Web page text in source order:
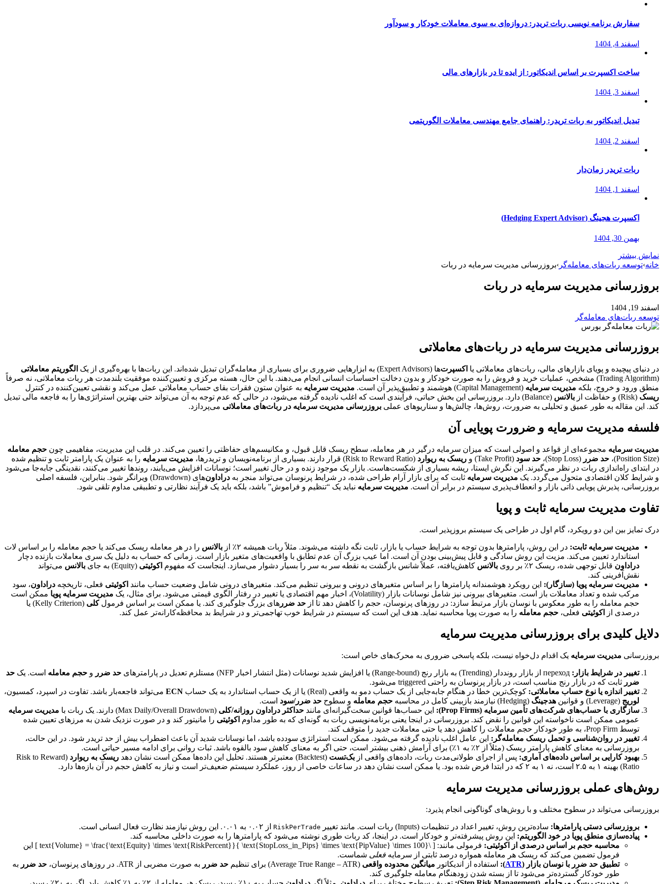
سفارش برنامه نویسی ربات تریدر: دروازه‌ای به سوی معاملات خودکار و سودآور
اسفند 4, 1404
ساخت اکسپرت بر اساس اندیکاتور: از ایده تا در بازارهای مالی
اسفند 3, 1404
تبدیل اندیکاتور به ربات تریدر: راهنمای جامع مهندسی معاملات الگوریتمی
اسفند 2, 1404
ربات تریدر زمان‌دار
اسفند 1, 1404
اکسپرت هجینگ (Hedging Expert Advisor)
بهمن 30, 1404
نمایش بیشتر
خانه›توسعه ربات‌های معامله‌گر ›بروزرسانی مدیریت سرمایه در ربات
بروزرسانی مدیریت سرمایه در ربات
اسفند 19, 1404
توسعه ربات‌های معامله‌گر
بروزرسانی مدیریت سرمایه در ربات‌های معاملاتی
در دنیای پیچیده و پویای بازارهای مالی، ربات‌های معاملاتی یا اکسپرت‌ها (Expert Advisors) به ابزارهایی ضروری برای بسیاری از معامله‌گران تبدیل شده‌اند. این ربات‌ها با بهره‌گیری از یک
الگوریتم معاملاتی
(Trading Algorithm) مشخص، عملیات خرید و فروش را به صورت خودکار و بدون دخالت احساسات انسانی انجام می‌دهند. با این حال، هسته مرکزی و تعیین‌کننده موفقیت بلندمدت هر ربات معاملاتی، نه صرفاً
منطق ورود و خروج، بلکه مدیریت سرمایه (Capital Management) هوشمند و تطبیق‌پذیر آن است. مدیریت سرمایه به عنوان ستون فقرات بقای حساب معاملاتی عمل می‌کند و نقشی تعیین‌کننده در کنترل
ریسک (Risk) و حفاظت از بالانس
(Balance) دارد. بروزرسانی این بخش حیاتی، فرآیندی است که اغلب نادیده گرفته می‌شود، در حالی که عدم توجه به آن می‌تواند حتی بهترین استراتژی‌ها را به فاجعه مالی تبدیل
کند. این مقاله به طور عمیق و تحلیلی به ضرورت، روش‌ها، چالش‌ها و سناریوهای عملی بروزرسانی مدیریت سرمایه در ربات‌های معاملاتی می‌پردازد.
فلسفه مدیریت سرمایه و ضرورت پویایی آن
مدیریت سرمایه مجموعه‌ای از قواعد و اصولی است که میزان سرمایه درگیر در هر معامله، سطح ریسک قابل قبول، و مکانیسم‌های حفاظتی را تعیین می‌کند. در قلب این مدیریت، مفاهیمی چون حجم معامله
(Position Size)،
حد ضرر (Stop Loss)، حد سود (Take Profit) و ریسک به ریوارد (Risk to Reward Ratio) قرار دارند. بسیاری از برنامه‌نویسان و تریدرها، مدیریت سرمایه را به عنوان یک پارامتر ثابت و تنظیم شده
در ابتدای راه‌اندازی ربات در نظر می‌گیرند. این نگرش ایستا، ریشه بسیاری از شکست‌هاست. بازار یک موجود زنده و در حال تغییر است؛ نوسانات افزایش می‌یابند، روندها تغییر می‌کنند، نقدینگی جابه‌جا می‌شود
و شرایط کلان اقتصادی متحول می‌گردد. یک مدیریت سرمایه ثابت که برای بازار آرام طراحی شده، در شرایط پرنوسان می‌تواند منجر به دراداون
‌های (Drawdown) ویرانگر شود. بنابراین، فلسفه اصلی
بروزرسانی، پذیرش پویایی ذاتی بازار و انعطاف‌پذیری سیستم در برابر آن است. مدیریت سرمایه نباید یک “تنظیم و فراموش” باشد، بلکه باید یک فرآیند نظارتی و تطبیقی مداوم تلقی شود.
تفاوت مدیریت سرمایه ثابت و پویا
درک تمایز بین این دو رویکرد، گام اول در طراحی یک سیستم بروزپذیر است.
مدیریت سرمایه ثابت: در این روش، پارامترها بدون توجه به شرایط حساب یا بازار، ثابت نگه داشته می‌شوند. مثلاً ربات همیشه ۲٪ از بالانس را در هر معامله ریسک می‌کند یا حجم معامله را بر اساس لات
استاندارد تعیین می‌کند. مزیت این روش سادگی و قابل پیش‌بینی بودن آن است. اما عیب بزرگ آن عدم تطابق با واقعیت‌های متغیر بازار است. زمانی که حساب به دلیل یک سری معاملات بازنده دچار
دراداون قابل توجهی شده، ریسک ۲٪ بر روی بالانس کاهش‌یافته، عملاً شانس بازگشت به نقطه سر به سر را بسیار دشوار می‌سازد. اینجاست که مفهوم اکوئیتی (Equity) به جای بالانس می‌تواند
نقش‌آفرینی کند.
مدیریت سرمایه پویا (سازگار): این رویکرد هوشمندانه پارامترها را بر اساس متغیرهای درونی و بیرونی تنظیم می‌کند. متغیرهای درونی شامل وضعیت حساب مانند اکوئیتی فعلی، تاریخچه دراداون، سود
مرکب شده و تعداد معاملات باز است. متغیرهای بیرونی نیز شامل نوسانات بازار (Volatility)، اخبار مهم اقتصادی یا تغییر در رفتار الگوی قیمتی می‌شود. برای مثال، یک
مدیریت سرمایه پویا ممکن است
حجم معامله را به طور معکوس با نوسان بازار مرتبط سازد: در روزهای پرنوسان، حجم را کاهش دهد تا از حد ضرر ‌های بزرگ جلوگیری کند. یا ممکن است بر اساس فرمولکلی
(Kelly Criterion) یا
درصدی از
اکوئیتی فعلی، حجم معامله را به صورت پویا محاسبه نماید. هدف این است که سیستم در شرایط خوب تهاجمی‌تر و در شرایط بد محافظه‌کارانه‌تر عمل کند.
دلایل کلیدی برای بروزرسانی مدیریت سرمایه
بروزرسانی مدیریت سرمایه یک اقدام دل‌خواه نیست، بلکه پاسخی ضروری به محرک‌های خاص است:
تغییر در شرایط بازار: حد ضرر و حجم معامله است. یک حد
ضرر ثابت که در بازار رنج مناسب است، در بازار پرنوسان به راحتی triggered می‌شود.
تغییر اندازه یا نوع حساب معاملاتی: کوچک‌ترین خطا در هنگام جابه‌جایی از یک حساب دمو به واقعی (Real) یا از یک حساب استاندارد به یک حساب ECN می‌تواند فاجعه‌بار باشد. تفاوت در اسپرد، کمسیون،
لوریج (Leverage) و قوانین هدجینگ (Hedging) نیازمند بازبینی کامل در محاسبه حجم معامله و سطوح حد ضرر/سود است.
سازگاری با حساب‌های شرکت‌های تأمین سرمایه (Prop Firms):
این حساب‌ها قوانین سخت‌گیرانه‌ای مانند حداکثر دراداون روزانه/کلی (Max Daily/Overall Drawdown) دارند. یک ربات با
مدیریت سرمایه
عمومی ممکن است ناخواسته این قوانین را نقض کند. بروزرسانی در اینجا یعنی برنامه‌نویسی ربات به گونه‌ای که به طور مداوم اکوئیتی را مانیتور کند و در صورت نزدیک شدن به مرزهای تعیین شده
توسط Prop Firm، به طور خودکار حجم معاملات را کاهش دهد یا حتی معاملات جدید را متوقف کند.
تغییر در روان‌شناسی و تحمل ریسک معامله‌گر: این عامل اغلب نادیده گرفته می‌شود. ممکن است استراتژی سودده باشد، اما نوسانات شدید آن باعث اضطراب بیش از حد تریدر شود. در این حالت،
بروزرسانی به معنای کاهش پارامتر ریسک (مثلاً از ۲٪ به ۱٪) برای آرامش ذهنی بیشتر است، حتی اگر به معنای کاهش سود بالقوه باشد. ثبات روانی برای ادامه مسیر حیاتی است.
بهبود کارایی بر اساس داده‌های آماری: پس از اجرای طولانی‌مدت ربات، داده‌های واقعی از بک‌تست (Backtest) معتبرتر هستند. تحلیل این داده‌ها ممکن است نشان دهد ریسک به ریوارد
(Risk to Reward
Ratio) بهینه ۱ به ۲.۵ است، نه ۱ به ۲ که در ابتدا فرض شده بود. یا ممکن است نشان دهد در ساعات خاصی از روز، عملکرد سیستم ضعیف‌تر است و نیاز به کاهش حجم در آن بازه‌ها دارد.
روش‌های عملی بروزرسانی مدیریت سرمایه
بروزرسانی می‌تواند در سطوح مختلف و با روش‌های گوناگونی انجام پذیرد:
بروزرسانی دستی پارامترها: ساده‌ترین روش، تغییر اعداد در تنظیمات (Inputs) ربات است. مانند تغییر RiskPerTrade از ۰.۰۲ به ۰.۰۱. این روش نیازمند نظارت فعال انسانی است.
پیاده‌سازی منطق پویا در خود الگوریتم: این روش پیشرفته‌تر و خودکار است. در اینجا، کد ربات طوری نوشته می‌شود که پارامترها را به صورت داخلی محاسبه کند.
محاسبه حجم بر اساس درصدی از اکوئیتی:
فرمولی مانند: [ \text{Volume} = \frac{\text{Equity} \times \text{RiskPercent}}{ \text{StopLoss_in_Pips} \times \text{PipValue} \times 100} ] این
فرمول تضمین می‌کند که ریسک هر معامله همواره درصد ثابتی از سرمایه فعلی شماست.
تطبیق حد ضرر با نوسان بازار (ATR
): استفاده از اندیکاتور میانگین محدوده واقعی (Average True Range – ATR) برای تنظیم حد ضرر به صورت مضربی از ATR. در روزهای پرنوسان، حد ضرر به
طور خودکار گسترده‌تر می‌شود تا از بسته شدن زودهنگام معامله جلوگیری کند.